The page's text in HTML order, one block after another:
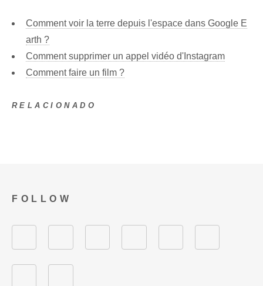
Comment voir la terre depuis l'espace dans Google E
arth ?
Comment supprimer un appel vidéo d'Instagram
Comment faire un film ?
RELACIONADO
FOLLOW